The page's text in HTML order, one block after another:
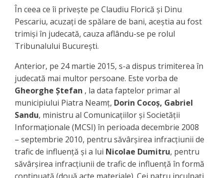
În ceea ce îi priveşte pe Claudiu Florică şi Dinu
Pescariu, acuzaţi de spălare de bani, aceştia au fost
trimişi în judecată, cauza aflându-se pe rolul
Tribunalului Bucureşti.
Anterior, pe 24 martie 2015, s-a dispus trimiterea în
judecată mai multor persoane. Este vorba de
Gheorghe Ştefan , la data faptelor primar al
municipiului Piatra Neamţ, Dorin Cocoş, Gabriel
Sandu, ministru al Comunicaţiilor şi Societăţii
Informaţionale (MCSI) în perioada decembrie 2008
– septembrie 2010, pentru săvârşirea infracţiunii de
trafic de influenţă şi a lui Nicolae Dumitru, pentru
săvârşirea infracţiunii de trafic de influenţă în formă